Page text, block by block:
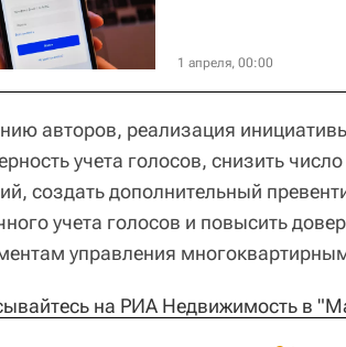
1 апреля, 00:00
авторов, реализация
учета голосов, снизить
создать дополнительный
учета голосов и повысить
управления
на РИА Недвижимость в